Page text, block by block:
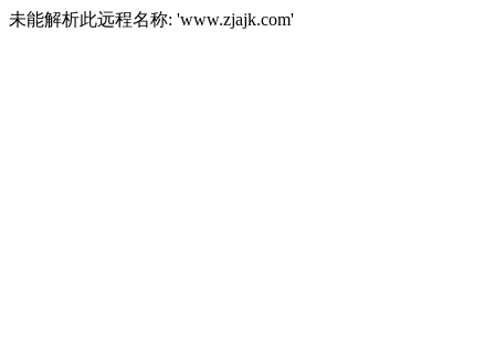
未能解析此远程名称: 'www.zjajk.com'